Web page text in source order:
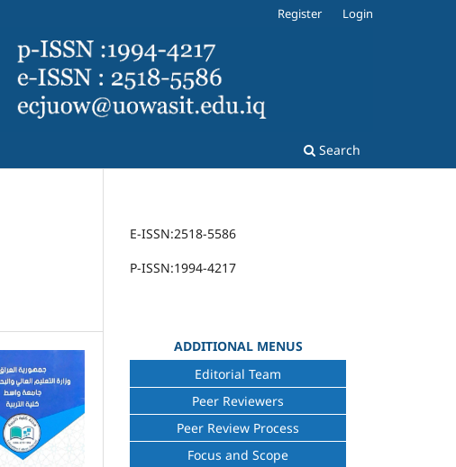
Search
Register Login
E-ISSN:2518-5586
P-ISSN:1994-4217
ADDITIONAL MENUS
Editorial Team
Peer Reviewers
Peer Review Process
Focus and Scope